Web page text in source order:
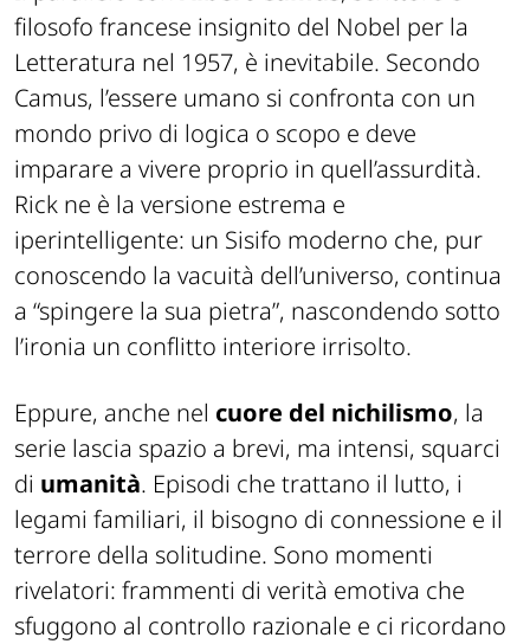
filosofo francese insignito del Nobel per la
Letteratura nel 1957, è inevitabile. Secondo
Camus, l’essere umano si confronta con un
mondo privo di logica o scopo e deve
imparare a vivere proprio in quell’assurdità.
Rick ne è la versione estrema e
iperintelligente: un Sisifo moderno che, pur
conoscendo la vacuità dell’universo, continua
a “spingere la sua pietra”, nascondendo sotto
l’ironia un conflitto interiore irrisolto.
Eppure, anche nel cuore del nichilismo, la
serie lascia spazio a brevi, ma intensi, squarci
di umanità. Episodi che trattano il lutto, i
legami familiari, il bisogno di connessione e il
terrore della solitudine. Sono momenti
rivelatori: frammenti di verità emotiva che
sfuggono al controllo razionale e ci ricordano